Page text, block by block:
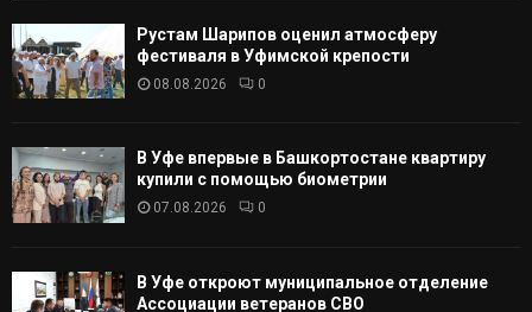
Рустам Шарипов оценил атмосферу
фестиваля в Уфимской крепости
08.08.2026 0
В Уфе впервые в Башкортостане квартиру
купили с помощью биометрии
07.08.2026 0
В Уфе откроют муниципальное отделение
Ассоциации ветеранов СВО